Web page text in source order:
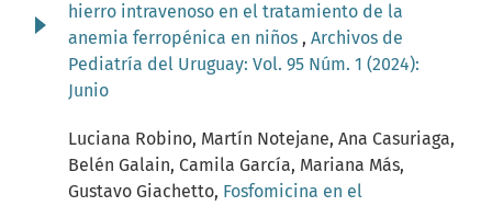
hierro intravenoso en el tratamiento de la
anemia ferropénica en niños , Archivos de
Pediatría del Uruguay: Vol. 95 Núm. 1 (2024):
Junio
Luciana Robino, Martín Notejane, Ana Casuriaga,
Belén Galain, Camila García, Mariana Más,
Gustavo Giachetto, Fosfomicina en el